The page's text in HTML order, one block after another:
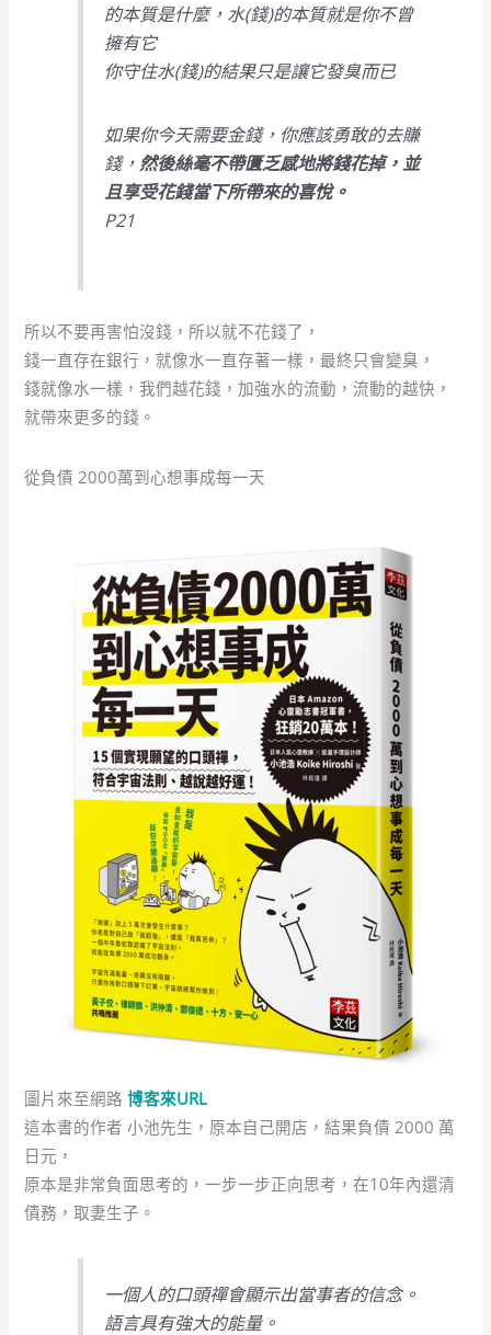
的本質是什麼，水(錢)的本質就是你不曾
擁有它
你守住水(錢)的結果只是讓它發臭而已
如果你今天需要金錢，你應該勇敢的去賺
錢， 然後絲毫不帶匱乏感地將錢花掉，並
且享受花錢當下所帶來的喜悅。
P21
所以不要再害怕沒錢，所以就不花錢了，
錢一直存在銀行，就像水一直存著一樣，最終只會變臭，
錢就像水一樣，我們越花錢，加強水的流動，流動的越快，
就帶來更多的錢。
從負債 2000萬到心想事成每一天
圖片來至網路博客來URL
這本書的作者 小池先生，原本自己開店，結果負債 2000 萬
日元，
原本是非常負面思考的，一步一步正向思考，在10年內還清
債務，取妻生子。
一個人的口頭禪會顯示出當事者的信念。
語言具有強大的能量。